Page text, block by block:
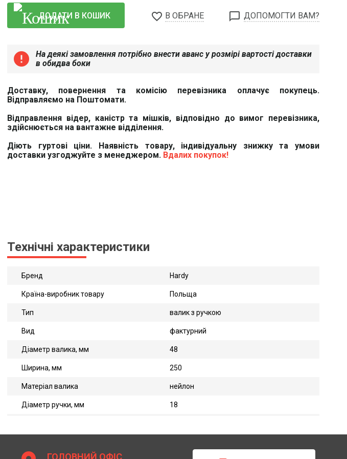
ДОДАТИ В КОШИК favorite_border В ОБРАНЕ chat_bubble_outline ДОПОМОГТИ ВАМ?
error
На деякі замовлення потрібно внести аванс у розмірі вартості доставки
в обидва боки
Доставку, повернення та комісію перевізника оплачує покупець.
Відправляємо на Поштомати.
Відправлення відер, каністр та мішків, відповідно до вимог перевізника,
здійснюється на вантажне відділення.
Діють гуртові ціни. Наявність товару, індивідуальну знижку та умови
доставки узгоджуйте з менеджером. Вдалих покупок!
Технічні характеристики
Бренд Hardy
Країна-виробник товару Польща
Тип валик з ручкою
Вид фактурний
Діаметр валика, мм 48
Ширина, мм 250
Матеріал валика нейлон
Діаметр ручки, мм 18
ГОЛОВНИЙ ОФІС